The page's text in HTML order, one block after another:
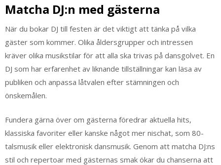
Matcha DJ:n med gästerna
När du bokar DJ till festen är det viktigt att tänka på vilka
gäster som kommer. Olika åldersgrupper och intressen
kräver olika musikstilar för att alla ska trivas på dansgolvet. En
DJ som har erfarenhet av liknande tillställningar kan läsa av
publiken och anpassa låtvalen efter stämningen och
önskemålen.
Fundera gärna över om gästerna föredrar aktuella hits,
klassiska favoriter eller kanske något mer nischat, som 80-
talsmusik eller elektronisk dansmusik. Genom att matcha DJ:ns
stil och repertoar med gästernas smak ökar du chanserna att